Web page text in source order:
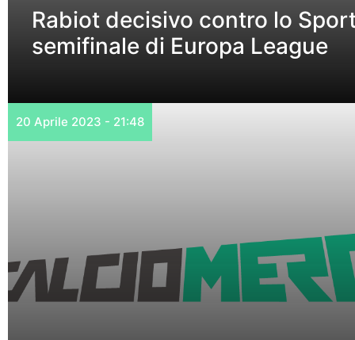
Rabiot decisivo contro lo
semifinale di Europa League
20 Aprile 2023 - 21:48